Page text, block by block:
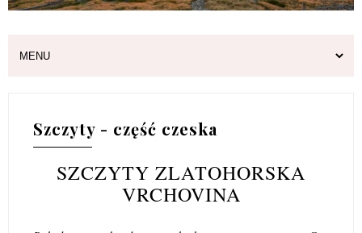
Szczyty - część czeska
SZCZYTY ZLATOHORSKA
VRCHOVINA